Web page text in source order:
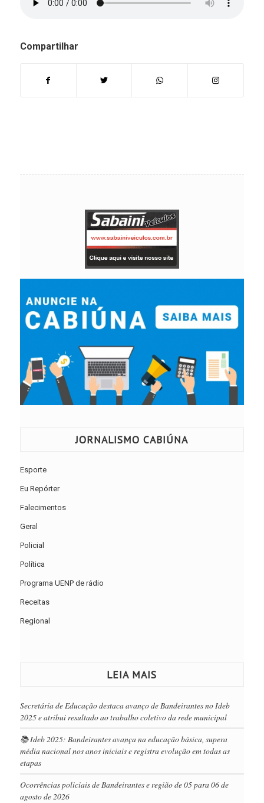
Compartilhar
JORNALISMO CABIÚNA
Esporte
Eu Repórter
Falecimentos
Geral
Policial
Política
Programa UENP de rádio
Receitas
Regional
LEIA MAIS
Secretária de Educação destaca avanço de Bandeirantes no Ideb
2025 e atribui resultado ao trabalho coletivo da rede municipal
📚 Ideb 2025: Bandeirantes avança na educação básica, supera
média nacional nos anos iniciais e registra evolução em todas as
etapas
Ocorrências policiais de Bandeirantes e região de 05 para 06 de
agosto de 2026